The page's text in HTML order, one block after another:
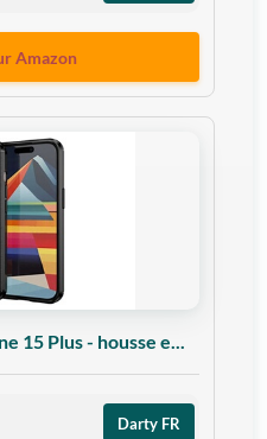
Amazon
15 Plus - housse e...
Darty FR